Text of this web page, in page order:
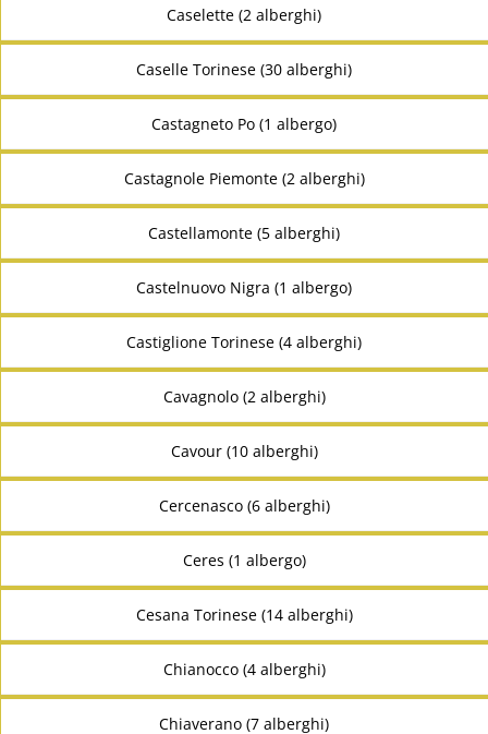
Caselette (2 alberghi)
Caselle Torinese (30 alberghi)
Castagneto Po (1 albergo)
Castagnole Piemonte (2 alberghi)
Castellamonte (5 alberghi)
Castelnuovo Nigra (1 albergo)
Castiglione Torinese (4 alberghi)
Cavagnolo (2 alberghi)
Cavour (10 alberghi)
Cercenasco (6 alberghi)
Ceres (1 albergo)
Cesana Torinese (14 alberghi)
Chianocco (4 alberghi)
Chiaverano (7 alberghi)